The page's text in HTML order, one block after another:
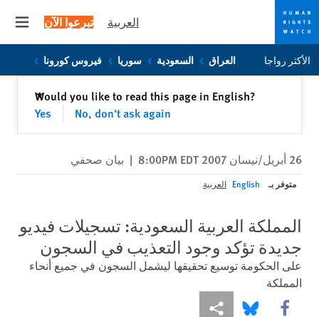
Skip
to
Skip
to
العربية تبرعوا الآن
الأكثر رواجا العراق السعودية سوريا فيروس كورونا
Would you like to read this page in English?
Yes
No, don't ask again
✕إغلاق
26 أبريل/نيسان 2007 8:00PM EDT | بيان صحفي
متوفر بـ English العربية
المملكة العربية السعودية: تسجيلات فيديو
جديدة تؤكد وجود التعذيب في السجون
على الحكومة توسيع تحقيقها ليشمل السجون في جميع أنحاء
المملكة
Share this via Facebook
Share this via Bluesky
Share this via مشاركة